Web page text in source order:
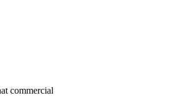
commercial